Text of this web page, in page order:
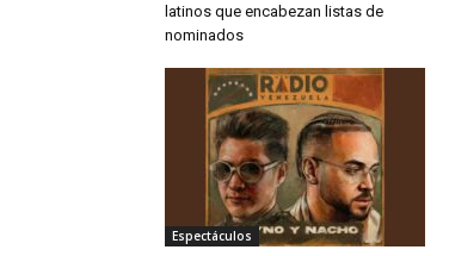
latinos que encabezan listas de
nominados
Espectáculos